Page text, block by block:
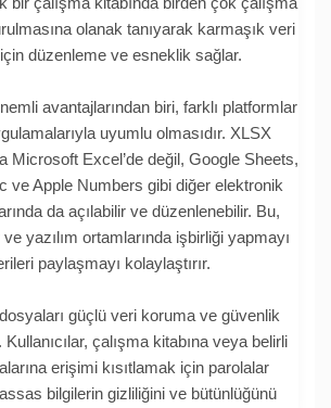
olanak tanıyarak karmaşık veri
düzenleme ve esneklik sağlar.
avantajlarından biri, farklı platformlar
uyumlu olmasıdır. XLSX
Microsoft Excel’de değil, Google Sheets,
ve Apple Numbers gibi diğer elektronik
da açılabilir ve düzenlenebilir. Bu,
yazılım ortamlarında işbirliği yapmayı
paylaşmayı kolaylaştırır.
güçlü veri koruma ve güvenlik
çalışma kitabına veya belirli
erişimi kısıtlamak için parolalar
bilgilerin gizliliğini ve bütünlüğünü